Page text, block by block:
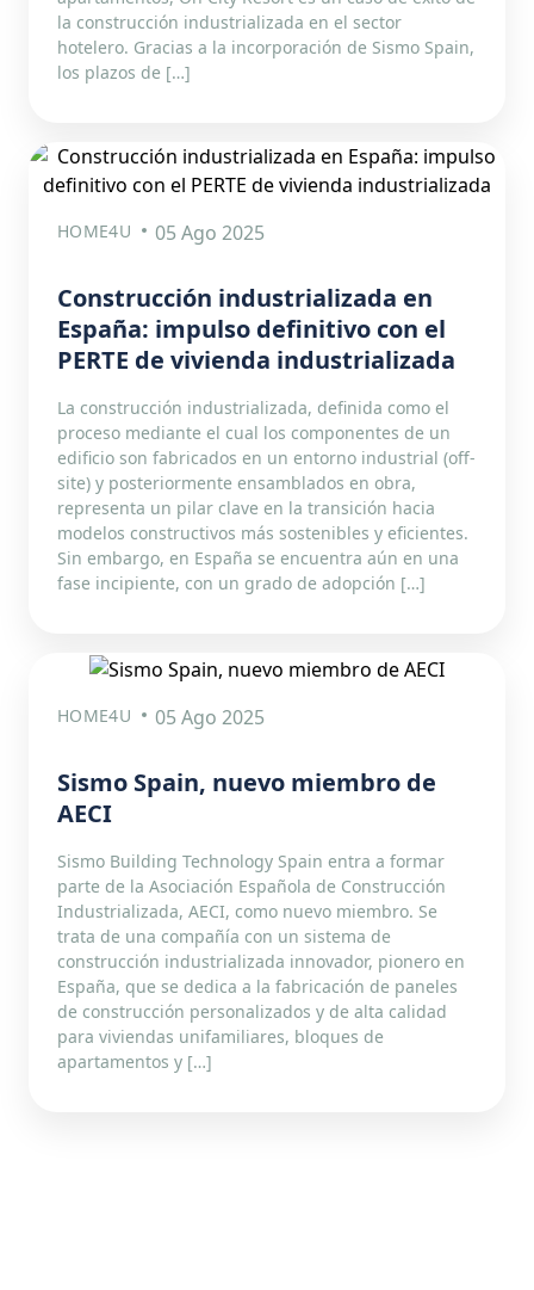
la construcción industrializada en el sector
hotelero. Gracias a la incorporación de Sismo Spain,
los plazos de […]
HOME4U 05 Ago 2025
Construcción industrializada en
España: impulso definitivo con el
PERTE de vivienda industrializada
La construcción industrializada, definida como el
proceso mediante el cual los componentes de un
edificio son fabricados en un entorno industrial (off-
site) y posteriormente ensamblados en obra,
representa un pilar clave en la transición hacia
modelos constructivos más sostenibles y eficientes.
Sin embargo, en España se encuentra aún en una
fase incipiente, con un grado de adopción […]
HOME4U 05 Ago 2025
Sismo Spain, nuevo miembro de
AECI
Sismo Building Technology Spain entra a formar
parte de la Asociación Española de Construcción
Industrializada, AECI, como nuevo miembro. Se
trata de una compañía con un sistema de
construcción industrializada innovador, pionero en
España, que se dedica a la fabricación de paneles
de construcción personalizados y de alta calidad
para viviendas unifamiliares, bloques de
apartamentos y […]